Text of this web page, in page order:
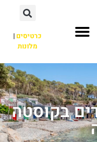
כרטיסים|
מלונות
בקוסטה